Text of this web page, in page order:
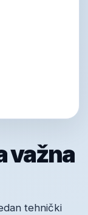
važna
tehnički